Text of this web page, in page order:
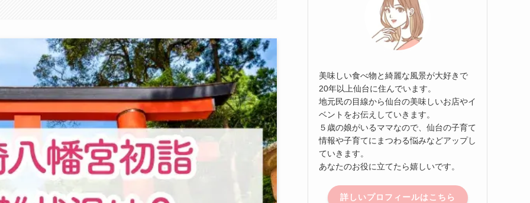
美味しい食べ物と綺麗な風景が大好きで
20年以上仙台に住んでいます。
地元民の目線から仙台の美味しいお店やイ
ベントをお伝えしていきます。
５歳の娘がいるママなので、仙台の子育て
情報や子育てにまつわる悩みなどアップし
ていきます。
あなたのお役に立てたら嬉しいです。
詳しいプロフィールはこちら